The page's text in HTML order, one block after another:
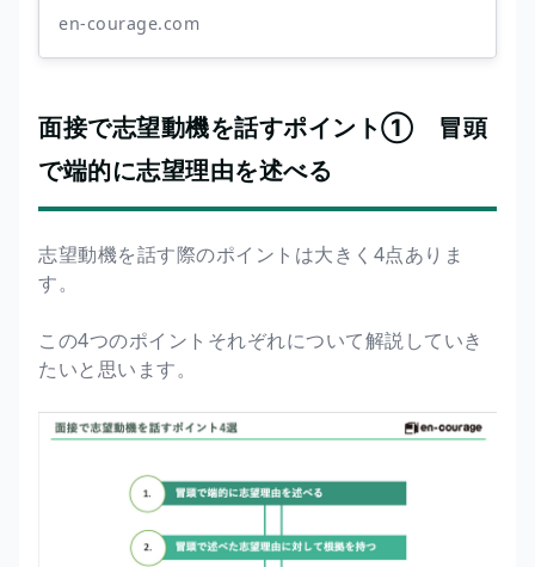
en-courage.com
面接で志望動機を話すポイント① 冒頭
で端的に志望理由を述べる
志望動機を話す際のポイントは大きく4点ありま
す。
この4つのポイントそれぞれについて解説していき
たいと思います。